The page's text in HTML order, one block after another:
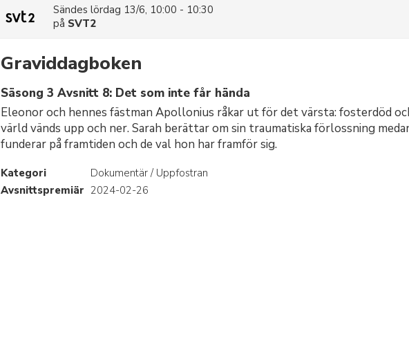
Sändes lördag 13/6, 10:00 - 10:30
på SVT2
Graviddagboken
Säsong 3 Avsnitt 8: Det som inte får hända
Eleonor och hennes fästman Apollonius råkar ut för det värsta: fosterdöd
värld vänds upp och ner. Sarah berättar om sin traumatiska förlossning
funderar på framtiden och de val hon har framför sig.
Kategori
Dokumentär / Uppfostran
Avsnittspremiär 2024-02-26